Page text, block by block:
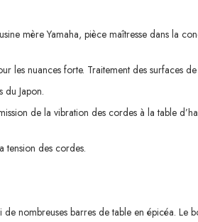
mère Yamaha, pièce maîtresse dans la
les nuances forte. Traitement des surfaces
du Japon.
de la vibration des cordes à la table
tension des cordes.
nombreuses barres de table en épicéa. Le